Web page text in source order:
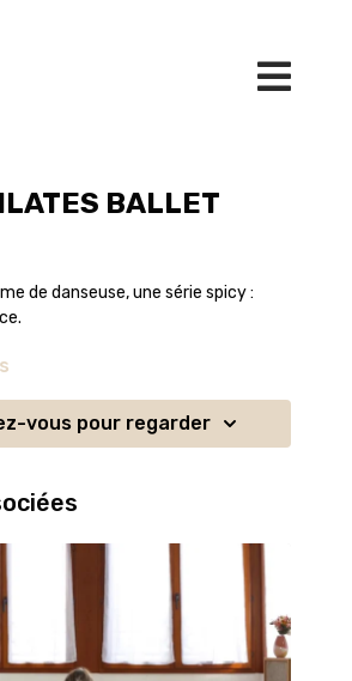
BALLET
de danseuse, une série spicy :
poids sur mes chevilles pour
consulter votre médecin ou
avant d'effectuer l'un
ce programme, et vous devez
spécifique avant d'effectuer
de ce programme si vous avez des
chroniques ou récurrents, et /
postnatale, allaitante ou
présentées ici ne sont en
à se substituer à un avis
vous pour regarder